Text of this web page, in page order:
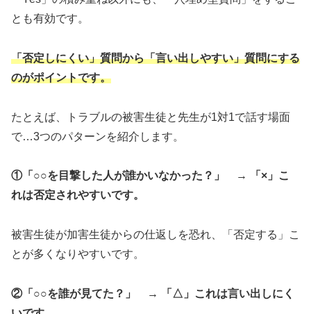
とも有効です。
「否定しにくい」質問から「言い出しやすい」質問にする
のがポイントです。
たとえば、トラブルの被害生徒と先生が1対1で話す場面
で…3つのパターンを紹介します。
①「○○を目撃した人が誰かいなかった？」 → 「×」こ
れは否定されやすいです。
被害生徒が加害生徒からの仕返しを恐れ、「否定する」こ
とが多くなりやすいです。
②「○○を誰が見てた？」 → 「△」これは言い出しにく